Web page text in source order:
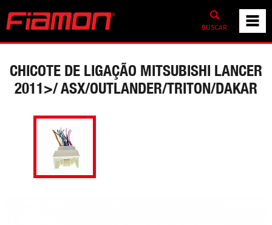
BUSCAR
CHICOTE DE LIGAÇÃO MITSUBISHI LANCER
2011>/ ASX/OUTLANDER/TRITON/DAKAR